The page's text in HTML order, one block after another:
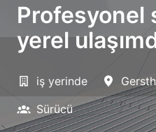
Profesyonel
yerel
iş yerinde
Sürücü